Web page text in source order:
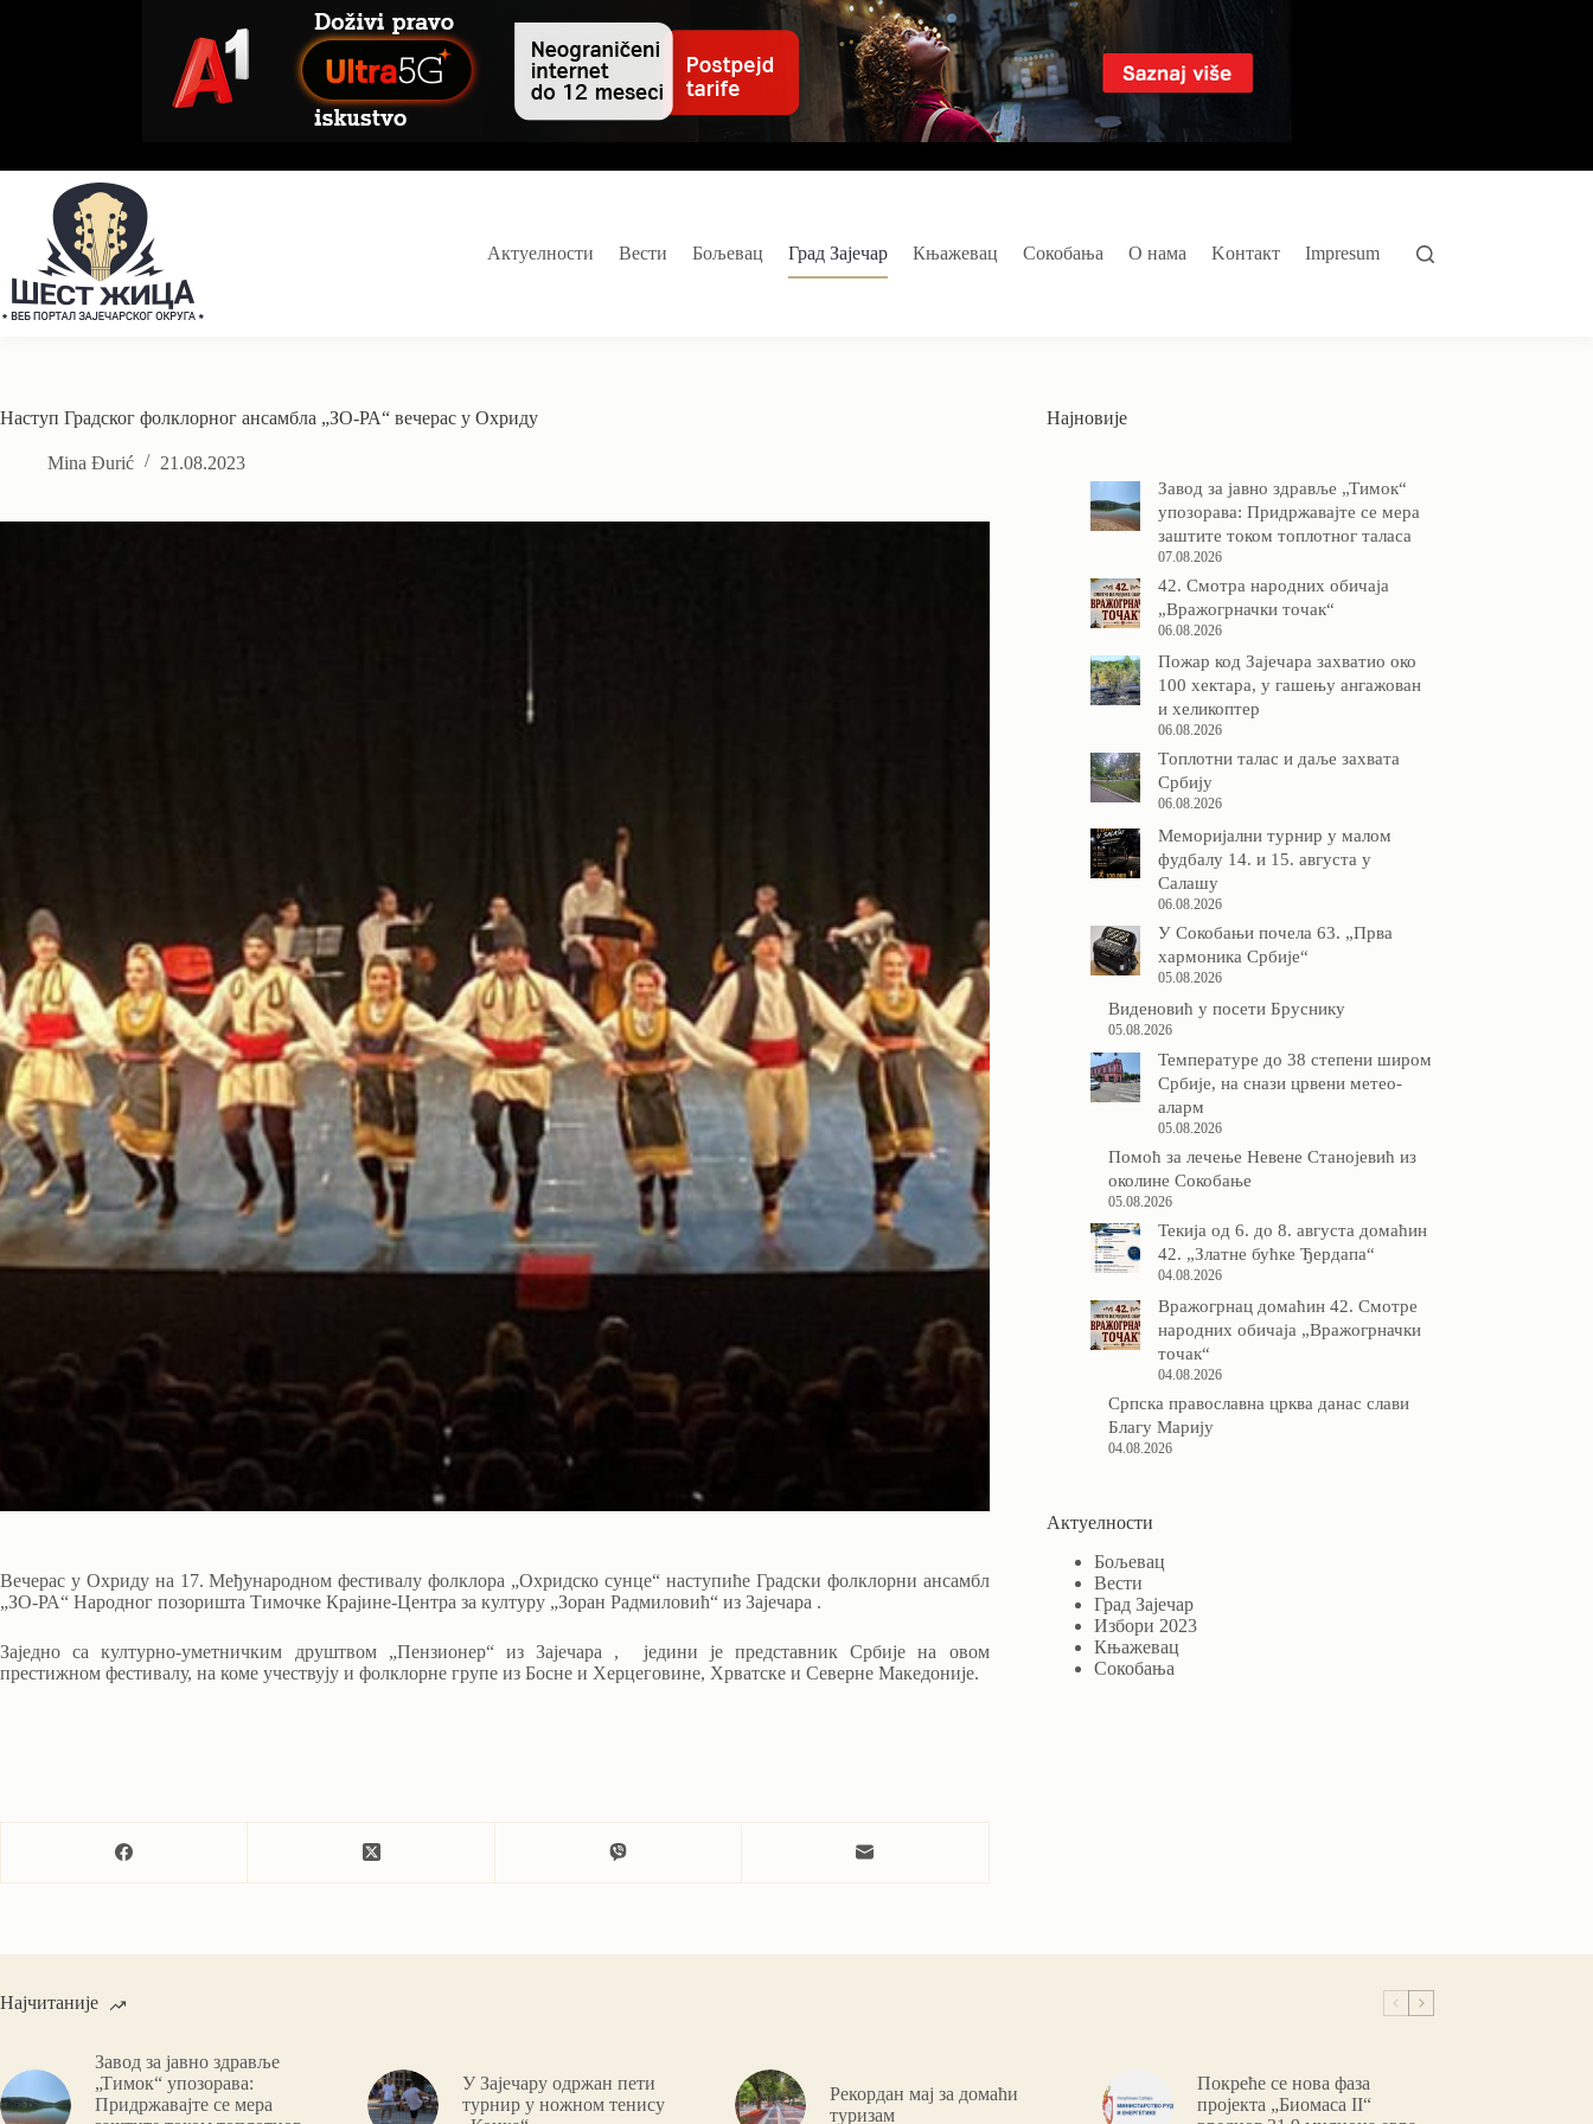
Актуелности Вести Бољевац Град Зајечар Књажевац Сокобања O нама Kонтакт Impresum
Наступ Градског фолклорног ансамбла „ЗО-РА“ вечерас у Охриду
Mina Đurić 21.08.2023
Вечерас у Охриду на 17. Међународном фестивалу фолклора „Охридско сунце“ наступиће Градски фолклорни ансамбл
„ЗО-РА“ Народног позоришта Тимочке Крајине-Центра за културу „Зоран Радмиловић“ из Зајечара .
Заједно са културно-уметничким друштвом „Пензионер“ из Зајечара , једини је представник Србије на овом
престижном фестивалу, на коме учествују и фолклорне групе из Босне и Херцеговине, Хрватске и Северне Македоније.
Најновије
Завод за јавно здравље „Тимок“
упозорава: Придржавајте се мера
заштите током топлотног таласа
07.08.2026
42. Смотра народних обичаја
„Вражогрначки точак“
06.08.2026
Пожар код Зајечара захватио око
100 хектара, у гашењу ангажован
и хеликоптер
06.08.2026
Tоплотни талас и даље захвата
Србију
06.08.2026
Меморијални турнир у малом
фудбалу 14. и 15. августа у
Салашу
06.08.2026
У Сокобањи почела 63. „Прва
хармоника Србије“
05.08.2026
Виденовић у посети Бруснику
05.08.2026
Температуре до 38 степени широм
Србије, на снази црвени метео-
аларм
05.08.2026
Помоћ за лечење Невене Станојевић из
околине Сокобање
05.08.2026
Текија од 6. до 8. августа домаћин
42. „Златне бућке Ђердапа“
04.08.2026
Вражогрнац домаћин 42. Смотре
народних обичаја „Вражогрначки
точак“
04.08.2026
Српска православна црква данас слави
Благу Марију
04.08.2026
Актуелности
Бољевац
Вести
Град Зајечар
Избори 2023
Књажевац
Сокобања
Најчитаније
Завод за јавно здравље
„Тимок“ упозорава:
Придржавајте се мера
У Зајечару одржан пети
турнир у ножном тенису
Рекордан мај за домаћи
туризам
Покреће се нова фаза
пројекта „Биомаса II“